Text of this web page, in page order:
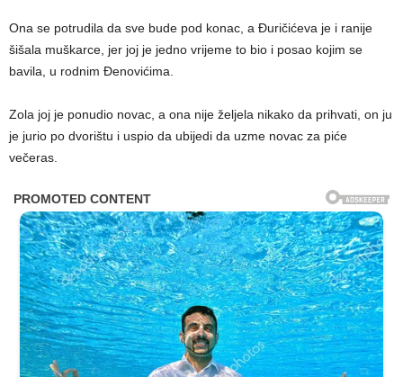
Ona se potrudila da sve bude pod konac, a Đuričićeva je i ranije
šišala muškarce, jer joj je jedno vrijeme to bio i posao kojim se
bavila, u rodnim Đenovićima.
Zola joj je ponudio novac, a ona nije željela nikako da prihvati, on ju
je jurio po dvorištu i uspio da ubijedi da uzme novac za piće
večeras.